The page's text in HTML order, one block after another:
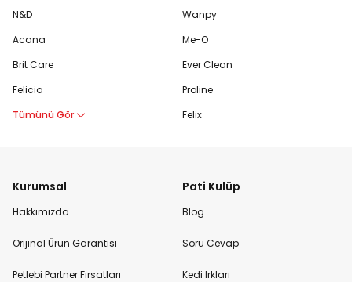
N&D
Acana
Brit Care
Felicia
Tümünü Gör
Wanpy
Me-O
Ever Clean
Proline
Felix
Kurumsal
Hakkımızda
Orijinal Ürün Garantisi
Petlebi Partner Fırsatları
Pati Kulüp
Blog
Soru Cevap
Kedi Irkları